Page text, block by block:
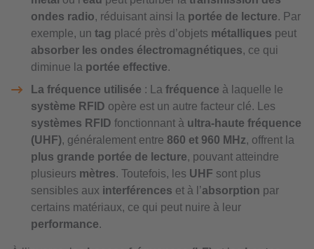
ondes radio, réduisant ainsi la portée de lecture. Par
exemple, un tag placé près d’objets métalliques peut
absorber les ondes électromagnétiques, ce qui
diminue la portée effective.
La fréquence utilisée : La fréquence à laquelle le
système RFID opère est un autre facteur clé. Les
systèmes RFID fonctionnant à ultra-haute fréquence
(UHF), généralement entre 860 et 960 MHz, offrent la
plus grande portée de lecture, pouvant atteindre
plusieurs mètres. Toutefois, les UHF sont plus
sensibles aux interférences et à l’absorption par
certains matériaux, ce qui peut nuire à leur
performance.